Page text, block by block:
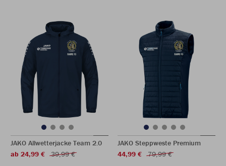
JAKO Allwetterjacke Team 2.0
ab 24,99 €
39,99 €
JAKO Steppweste Premium
44,99 €
79,99 €